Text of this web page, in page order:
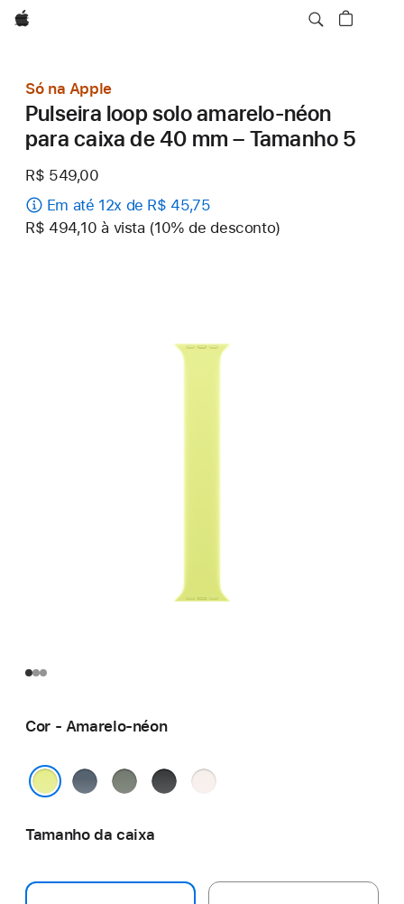
Apple
Só na Apple
Pulseira loop solo amarelo-néon
para caixa de 40 mm – Tamanho 5
R$ 549,00
Em até 12x de R$ 45,75
R$ 494,10 à vista (10% de desconto)
Cor - Amarelo-néon
Azul-
Cinza-Preto
Blush-
Tamanho da caixa